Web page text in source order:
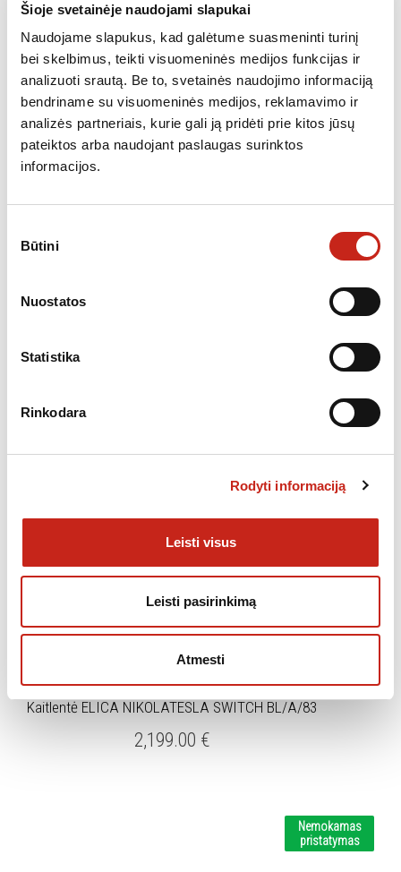
Šioje svetainėje naudojami slapukai
Naudojame slapukus, kad galėtume suasmeninti turinį
bei skelbimus, teikti visuomeninės medijos funkcijas ir
analizuoti srautą. Be to, svetainės naudojimo informaciją
bendriname su visuomeninės medijos, reklamavimo ir
analizės partneriais, kurie gali ją pridėti prie kitos jūsų
pateiktos arba naudojant paslaugas surinktos
informacijos.
pasirinkimas
Būtini
Nuostatos
Statistika
Rinkodara
Rodyti informaciją
Leisti visus
Leisti pasirinkimą
Atmesti
KAITLENTĖS,NEPRIKLAUSOMOS KAITLENTĖS
Kaitlentė ELICA NIKOLATESLA SWITCH BL/A/83
2,199.00 €
Nemokamas
pristatymas